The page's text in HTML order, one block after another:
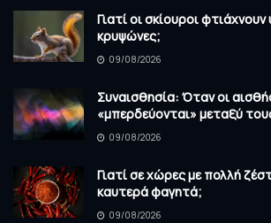
Γιατί οι σκίουροι φτιάχνουν
κρυψώνες;
09/08/2026
Συναισθησία: Όταν οι
«μπερδεύονται» μεταξύ
09/08/2026
Γιατί σε χώρες με πολλή
καυτερά φαγητά;
09/08/2026